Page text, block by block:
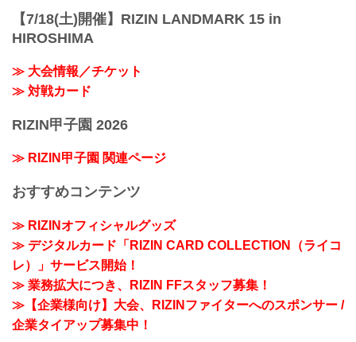
【7/18(土)開催】RIZIN LANDMARK 15 in
HIROSHIMA
≫ 大会情報／チケット
≫ 対戦カード
RIZIN甲子園 2026
≫ RIZIN甲子園 関連ページ
おすすめコンテンツ
≫ RIZINオフィシャルグッズ
≫ デジタルカード「RIZIN CARD COLLECTION（ライコ
レ）」サービス開始！
≫ 業務拡大につき、RIZIN FFスタッフ募集！
≫【企業様向け】大会、RIZINファイターへのスポンサー /
企業タイアップ募集中！